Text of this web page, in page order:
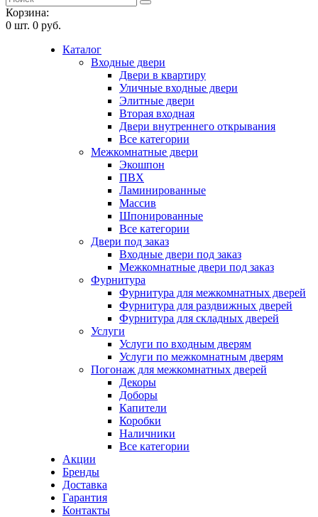
Корзина:
0 шт. 0 руб.
Каталог
Входные двери
Двери в квартиру
Уличные входные двери
Элитные двери
Вторая входная
Двери внутреннего открывания
Все категории
Межкомнатные двери
Экошпон
ПВХ
Ламинированные
Массив
Шпонированные
Все категории
Двери под заказ
Входные двери под заказ
Межкомнатные двери под заказ
Фурнитура
Фурнитура для межкомнатных дверей
Фурнитура для раздвижных дверей
Фурнитура для складных дверей
Услуги
Услуги по входным дверям
Услуги по межкомнатным дверям
Погонаж для межкомнатных дверей
Декоры
Доборы
Капители
Коробки
Наличники
Все категории
Акции
Бренды
Доставка
Гарантия
Контакты